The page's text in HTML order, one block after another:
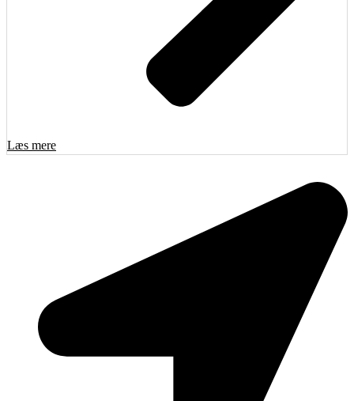
Læs mere